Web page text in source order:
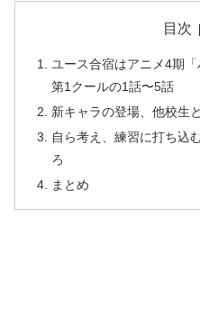
目次
ユース合宿はアニメ4期
第1クールの1話〜5話
新キャラの登場、他校生
自ら考え、練習に打ち込
ろ
まとめ